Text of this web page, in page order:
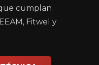
cumplan
Fitwel y